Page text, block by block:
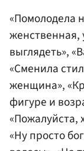
«Помолодела
выглядеть»,
«Сменила
женщина»,
фигуре и
«Пожалуйста,
«Ну просто